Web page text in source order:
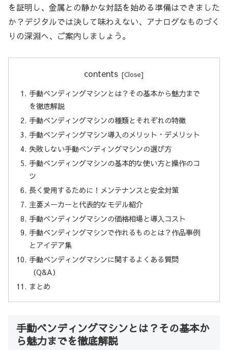
を証明し、金属との静かな対話を始める準備はできました
か？デジタルでは決して味わえない、アナログなものづく
りの深淵へ、ご案内しましょう。
contents
手動ベンディングマシンとは？その基本から魅力まで
を徹底解説
手動ベンディングマシンの種類とそれぞれの特徴
手動ベンディングマシン導入のメリット・デメリット
失敗しない手動ベンディングマシンの選び方
手動ベンディングマシンの基本的な使い方と操作のコ
ツ
長く愛用するために！メンテナンスと安全対策
主要メーカーと代表的なモデル紹介
手動ベンディングマシンの価格相場と導入コスト
手動ベンディングマシンで作れるものとは？作品事例
とアイデア集
手動ベンディングマシンに関するよくある質問
（Q&A）
まとめ
手動ベンディングマシンとは？その基本か
ら魅力までを徹底解説